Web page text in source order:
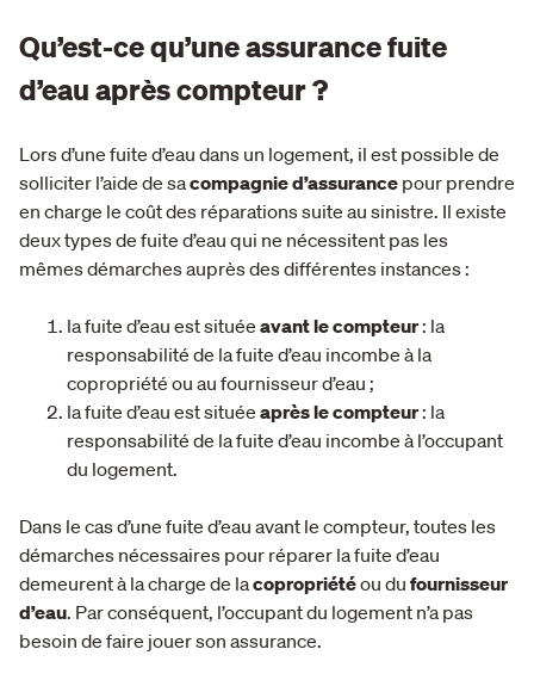
Qu’est-ce qu’une assurance fuite
d’eau après compteur ?
Lors d’une fuite d’eau dans un logement, il est possible de
solliciter l’aide de sacompagnie d’assurance pour prendre
en charge le coût des réparations suite au sinistre. Il existe
deux types de fuite d’eau qui ne nécessitent pas les
mêmes démarches auprès des différentes instances :
la fuite d’eau est située avant le compteur: la
responsabilité de la fuite d’eau incombe à la
copropriété ou au fournisseur d’eau ;
la fuite d’eau est située après le compteur: la
responsabilité de la fuite d’eau incombe à l’occupant
du logement.
Dans le cas d’une fuite d’eau avant le compteur, toutes les
démarches nécessaires pour réparer la fuite d’eau
demeurent à la charge de lacopropriétéou du fournisseur
d’eau. Par conséquent, l’occupant du logement n’a pas
besoin de faire jouer son assurance.